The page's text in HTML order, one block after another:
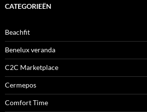
CATEGORIEËN
Beachfit
Benelux veranda
C2C Marketplace
Cermepos
Comfort Time